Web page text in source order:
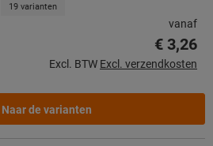
19 varianten
vanaf
€ 3,26
Excl. BTW Excl. verzendkosten
Naar de varianten